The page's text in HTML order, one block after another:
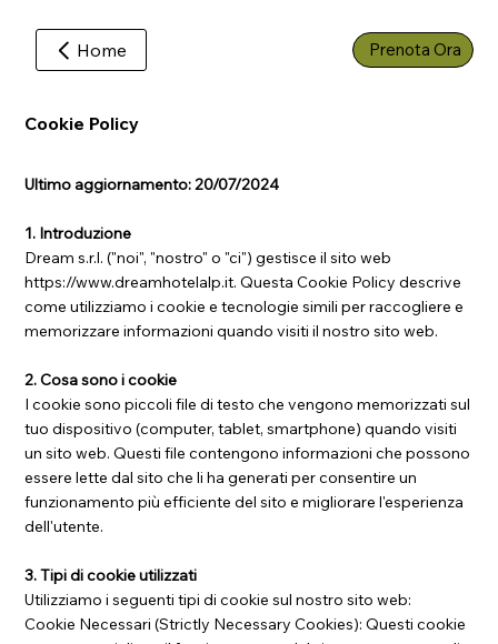
Home Prenota Ora
Cookie Policy
Ultimo aggiornamento: 20/07/2024
1. Introduzione
Dream s.r.l. ("noi", "nostro" o "ci") gestisce il sito web
https://www.dreamhotelalp.it. Questa Cookie Policy descrive
come utilizziamo i cookie e tecnologie simili per raccogliere e
memorizzare informazioni quando visiti il nostro sito web.
2. Cosa sono i cookie
I cookie sono piccoli file di testo che vengono memorizzati sul
tuo dispositivo (computer, tablet, smartphone) quando visiti
un sito web. Questi file contengono informazioni che possono
essere lette dal sito che li ha generati per consentire un
funzionamento più efficiente del sito e migliorare l'esperienza
dell'utente.
3. Tipi di cookie utilizzati
Utilizziamo i seguenti tipi di cookie sul nostro sito web:
Cookie Necessari (Strictly Necessary Cookies): Questi cookie